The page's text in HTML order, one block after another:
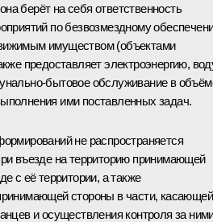
берёт на себя ответственность
по безвозмездному
имуществом (объектами
предоставляет электроэнергию,
бытовое обслуживание в
ими поставленных задач.
не распространяется
въезде на территорию принимающей
с её территории, а также
стороны в части,
и осуществления контроля за